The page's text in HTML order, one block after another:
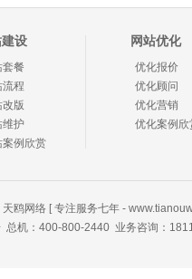
建设
套餐
流程
改版
维护
案例欣赏
网站优化
优化报价
优化顾问
优化营销
优化案例欣
天鸥网络 [ 专注服务七年 -
总机：400-800-2440 业务咨询：